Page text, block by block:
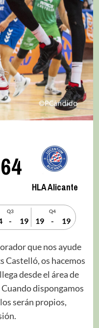
64
HLA Alicante
Q3
- 19
Q4
19 - 19
que nos ayude
Castelló, os hacemos
desde el área de
dispongamos
serán propios,